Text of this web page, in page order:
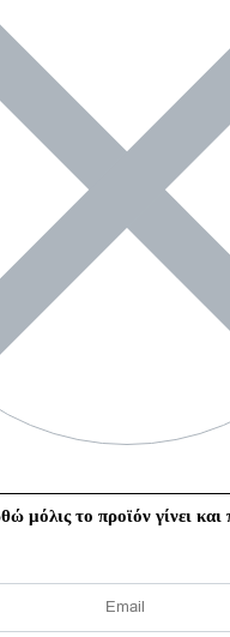
μόλις το προϊόν γίνει και